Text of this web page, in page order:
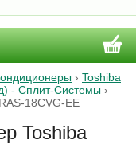
› Toshiba
- Сплит-Системы ›
18CVG-EE
Toshiba